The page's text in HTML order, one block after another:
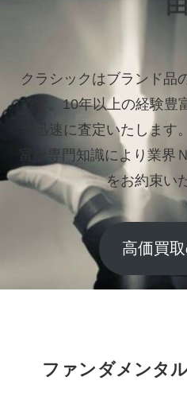
クラシックはブランド品
です。10年以上の経験豊
つ迅速に査定いたします。
富な専門知識により業界
をお約束い
高価買
ファンダメンタ